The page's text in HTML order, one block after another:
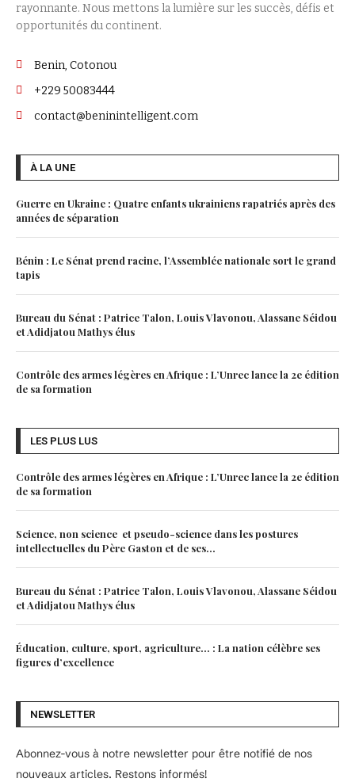
rayonnante. Nous mettons la lumière sur les succès, défis et
opportunités du continent.
Benin, Cotonou
+229 50083444
contact@beninintelligent.com
À LA UNE
Guerre en Ukraine : Quatre enfants ukrainiens rapatriés après des
années de séparation
Bénin : Le Sénat prend racine, l’Assemblée nationale sort le grand
tapis
Bureau du Sénat : Patrice Talon, Louis Vlavonou, Alassane Séidou
et Adidjatou Mathys élus
Contrôle des armes légères en Afrique : L’Unrec lance la 2e édition
de sa formation
LES PLUS LUS
Contrôle des armes légères en Afrique : L’Unrec lance la 2e édition
de sa formation
Science, non science et pseudo-science dans les postures
intellectuelles du Père Gaston et de ses...
Bureau du Sénat : Patrice Talon, Louis Vlavonou, Alassane Séidou
et Adidjatou Mathys élus
Éducation, culture, sport, agriculture… : La nation célèbre ses
figures d’excellence
NEWSLETTER
Abonnez-vous à notre newsletter pour être notifié de nos
nouveaux articles. Restons informés!